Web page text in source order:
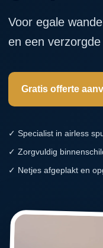
Voor egale
en een
Gratis offerte
✓ Specialist in airless
✓ Zorgvuldig
✓ Netjes afgeplakt en